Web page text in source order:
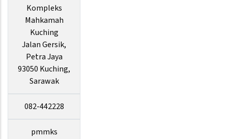
Kompleks
Mahkamah
Kuching
Jalan Gersik,
Petra Jaya
93050 Kuching,
Sarawak
082-442228
pmmks